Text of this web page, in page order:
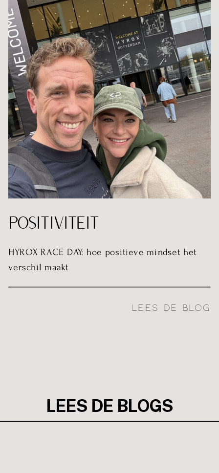
LEES DE BLOG
HYROX RACE DAY: hoe positieve mindset het
verschil maakt
POSITIVITEIT
LEES DE BLOGS